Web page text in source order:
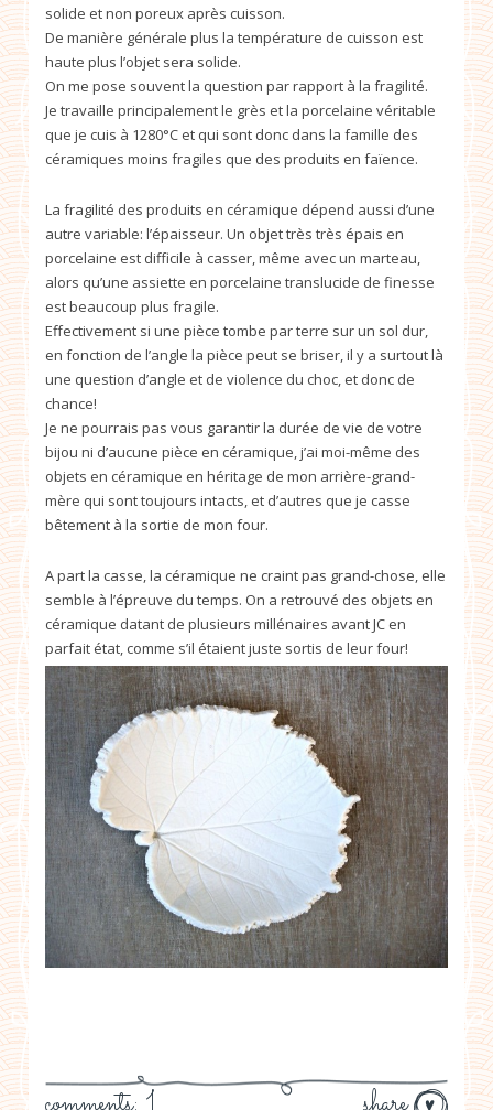
solide et non poreux après cuisson.
De manière générale plus la température de cuisson est
haute plus l’objet sera solide.
On me pose souvent la question par rapport à la fragilité.
Je travaille principalement le grès et la porcelaine véritable
que je cuis à 1280°C et qui sont donc dans la famille des
céramiques moins fragiles que des produits en faïence.
La fragilité des produits en céramique dépend aussi d’une
autre variable: l’épaisseur. Un objet très très épais en
porcelaine est difficile à casser, même avec un marteau,
alors qu’une assiette en porcelaine translucide de finesse
est beaucoup plus fragile.
Effectivement si une pièce tombe par terre sur un sol dur,
en fonction de l’angle la pièce peut se briser, il y a surtout là
une question d’angle et de violence du choc, et donc de
chance!
Je ne pourrais pas vous garantir la durée de vie de votre
bijou ni d’aucune pièce en céramique, j’ai moi-même des
objets en céramique en héritage de mon arrière-grand-
mère qui sont toujours intacts, et d’autres que je casse
bêtement à la sortie de mon four.
A part la casse, la céramique ne craint pas grand-chose, elle
semble à l’épreuve du temps. On a retrouvé des objets en
céramique datant de plusieurs millénaires avant JC en
parfait état, comme s’il étaient juste sortis de leur four!